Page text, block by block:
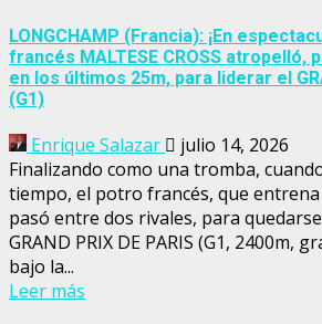
LONGCHAMP (Francia): ¡En
francés MALTESE CROSS atropelló,
en los últimos 25m, para liderar el
(G1)
Enrique Salazar
julio 14, 2026
Finalizando como una tromba,
tiempo, el potro francés, que entrena
pasó entre dos rivales, para
GRAND PRIX DE PARIS (G1, 2400m,
bajo la...
Leer más